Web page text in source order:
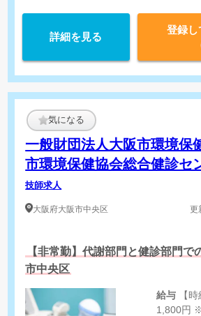
詳細を見る
登録し
気になる
一般財団法人大阪市環境
市環境保健協会総合健診セ
技師求人
大阪府大阪市中央区
更
【非常勤】代謝部門と健診部門で
市中央区
給与
1,800円